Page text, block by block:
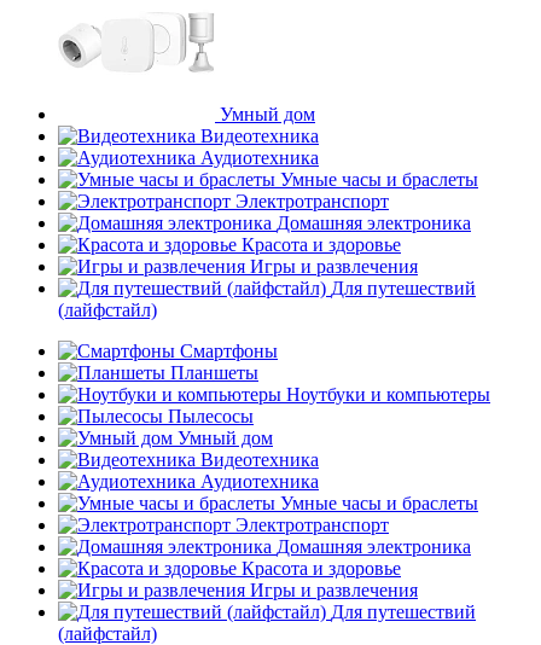
Умный дом
Видеотехника
Аудиотехника
Умные часы и браслеты
Электротранспорт
Домашняя электроника
Красота и здоровье
Игры и развлечения
Для путешествий
(лайфстайл)
Смартфоны
Планшеты
Ноутбуки и компьютеры
Пылесосы
Умный дом
Видеотехника
Аудиотехника
Умные часы и браслеты
Электротранспорт
Домашняя электроника
Красота и здоровье
Игры и развлечения
Для путешествий
(лайфстайл)
раз в 2 недели